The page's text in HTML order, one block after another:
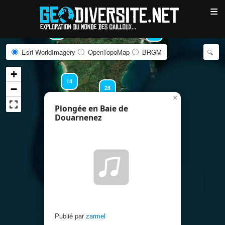
≡
14
25
28
Plongée en Baie de
Douarnenez
Publié parzarmel
×
Esri WorldImagery OpenTopoMap BRGM
+
−